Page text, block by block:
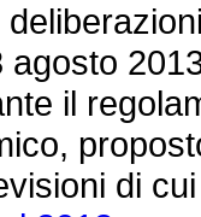
agosto
il
di